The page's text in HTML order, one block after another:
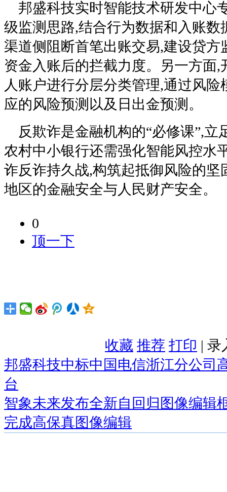
邦盛科技实时智能技术研发中心
级监测思路,结合行为数据和入账数
渠道侧阻断首笔出账交易,建设贷方
资金入账后的拦截力度。另一方面
人账户进行分层分类管理,通过风
应的风险预测以及日出金预测。
反欺诈是金融机构的“必修课”,立
农村中小银行还需强化智能风控水
诈反诈持久战,构筑起抵御风险的坚
地区的金融安全与人民财产安全。
0
顶一下
收藏 推荐 打印 | 录
邦盛科技中标中国电信浙江分公司
台
智象未来发布全新自回归图像编辑
完成高保真图像编辑